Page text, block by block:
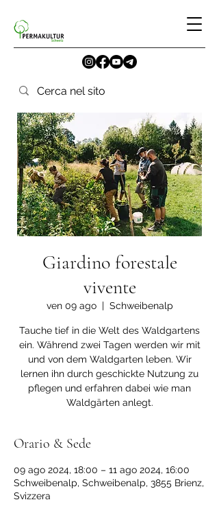
Giardino forestale
vivente
ven 09 ago
  |
Schweibenalp
Tauche tief in die Welt des Waldgartens
ein. Während zwei Tagen werden wir mit
und von dem Waldgarten leben. Wir
lernen ihn durch geschickte Nutzung zu
pflegen und erfahren dabei wie man
Waldgärten anlegt.
Orario & Sede
09 ago 2024, 18:00 – 11 ago 2024, 16:00
Schweibenalp, Schweibenalp, 3855 Brienz,
Svizzera